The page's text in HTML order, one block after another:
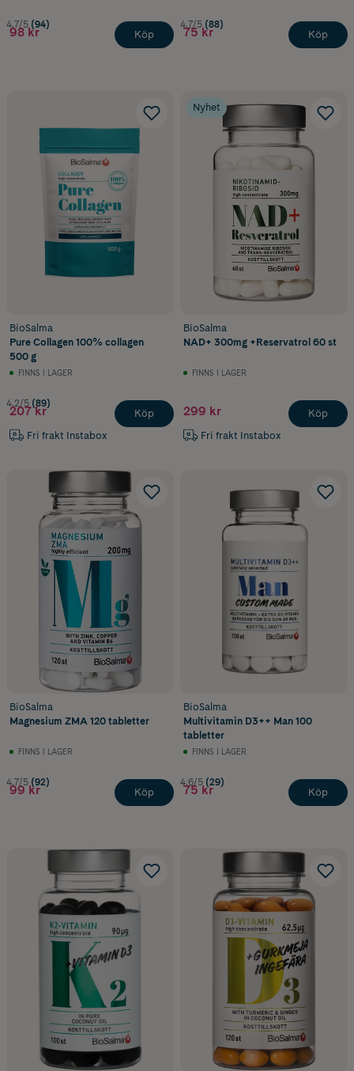
4.7/5 (94)
98 kr Köp
4.7/5 (88)
75 kr Köp
BioSalma
Pure Collagen 100% collagen
500 g
FINNS I LAGER
4.2/5 (89)
207 kr
Fri frakt Instabox
Köp
Nyhet
BioSalma
NAD+ 300mg +Reservatrol 60 st
FINNS I LAGER
299 kr
Fri frakt Instabox
Köp
BioSalma
Magnesium ZMA 120 tabletter
FINNS I LAGER
4.7/5 (92)
99 kr Köp
BioSalma
Multivitamin D3++ Man 100
tabletter
FINNS I LAGER
4.6/5 (29)
75 kr Köp